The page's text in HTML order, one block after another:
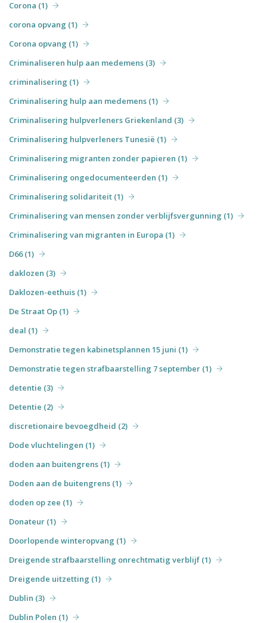
Corona (1)
corona opvang (1)
Corona opvang (1)
Criminaliseren hulp aan medemens (3)
criminalisering (1)
Criminalisering hulp aan medemens (1)
Criminalisering hulpverleners Griekenland (3)
Criminalisering hulpverleners Tunesië (1)
Criminalisering migranten zonder papieren (1)
Criminalisering ongedocumenteerden (1)
Criminalisering solidariteit (1)
Criminalisering van mensen zonder verblijfsvergunning (1)
Criminalisering van migranten in Europa (1)
D66 (1)
daklozen (3)
Daklozen-eethuis (1)
De Straat Op (1)
deal (1)
Demonstratie tegen kabinetsplannen 15 juni (1)
Demonstratie tegen strafbaarstelling 7 september (1)
detentie (3)
Detentie (2)
discretionaire bevoegdheid (2)
Dode vluchtelingen (1)
doden aan buitengrens (1)
Doden aan de buitengrens (1)
doden op zee (1)
Donateur (1)
Doorlopende winteropvang (1)
Dreigende strafbaarstelling onrechtmatig verblijf (1)
Dreigende uitzetting (1)
Dublin (3)
Dublin Polen (1)